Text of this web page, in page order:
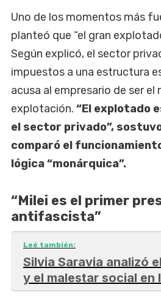
Uno de los momentos más
planteó que “el gran
Según explicó, el sector
impuestos a una estructura
acusa al empresario de ser el
explotación. “El explotado
el sector privado”,
comparó el
lógica “monárquica”.
“Milei es el primer
antifascista”
Leé también:
Silvia Saravia analizó
y el malestar social en